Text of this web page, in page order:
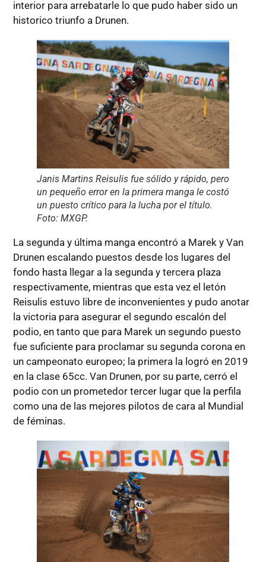
interior para arrebatarle lo que pudo haber sido un
historico triunfo a Drunen.
Janis Martins Reisulis fue sólido y rápido, pero
un pequeño error en la primera manga le costó
un puesto crítico para la lucha por el título.
Foto: MXGP.
La segunda y última manga encontró a Marek y Van
Drunen escalando puestos desde los lugares del
fondo hasta llegar a la segunda y tercera plaza
respectivamente, mientras que esta vez el letón
Reisulis estuvo libre de inconvenientes y pudo anotar
la victoria para asegurar el segundo escalón del
podio, en tanto que para Marek un segundo puesto
fue suficiente para proclamar su segunda corona en
un campeonato europeo; la primera la logró en 2019
en la clase 65cc. Van Drunen, por su parte, cerró el
podio con un prometedor tercer lugar que la perfila
como una de las mejores pilotos de cara al Mundial
de féminas.